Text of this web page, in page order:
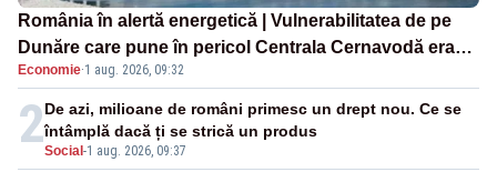
România în alertă energetică | Vulnerabilitatea de pe
Dunăre care pune în pericol Centrala Cernavodă era
cunoscută de pe vremea lui Ceaușescu
Economie·1 aug. 2026, 09:32
2Social -1 aug. 2026, 09:37
De azi, milioane de români primesc un drept nou. Ce se
întâmplă dacă ți se strică un produs